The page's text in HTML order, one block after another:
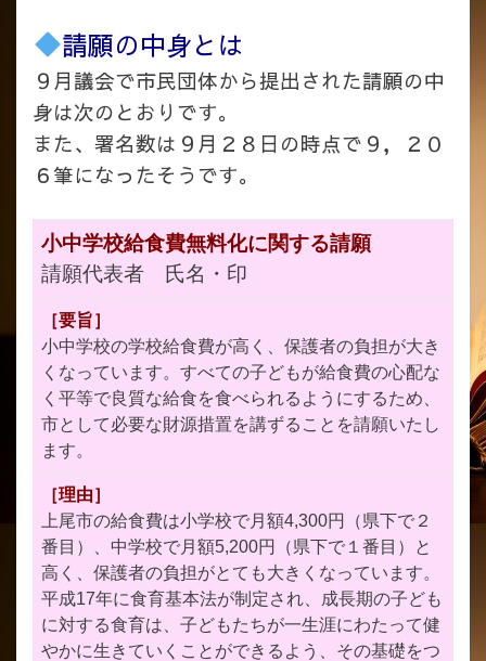
請願の中身とは
９月議会で市民団体から提出された請願の中
身は次のとおりです。
また、署名数は９月２８日の時点で９，２０
６筆になったそうです。
小中学校給食費無料化に関する請願
請願代表者 氏名・印
［要旨］
小中学校の学校給食費が高く、保護者の負担が大き
くなっています。すべての子どもが給食費の心配な
く平等で良質な給食を食べられるようにするため、
市として必要な財源措置を講ずることを請願いたし
ます。
［理由］
上尾市の給食費は小学校で月額4,300円（県下で２
番目）、中学校で月額5,200円（県下で１番目）と
高く、保護者の負担がとても大きくなっています。
平成17年に食育基本法が制定され、成長期の子ども
に対する食育は、子どもたちが一生涯にわたって健
やかに生きていくことができるよう、その基礎をつ